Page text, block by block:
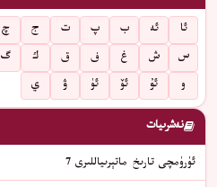
ئا ئە ب پ ت ج چ
س
ش غ ف ق ك گ
و
ئۇ ئۆ ئۈ ۋ ي
نەشرىيات
ئۈرۈمچى تارىخ ماتېرىياللىرى 7